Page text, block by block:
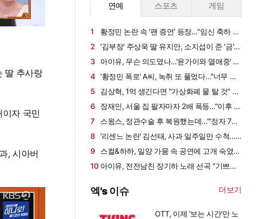
딸 추사랑
자 국민
, 시아버
연예 스포츠 게임
1
황정민 논란 속 '팬 증언' 등장…“임신 축하 전
화·남편과 식사도”
2
'김부장' 주상욱 딸 유지안, 소지섭이 준 '금'
방치했다…"비누인 줄"
3
아이유, 무슨 의도였나…'윤가이와 열애중' 장
기하 BGM에 의견분분 [엑's 이슈]
4
'황정민 폭로' A씨, 녹취 또 풀었다…"너무 섹
시해"·"안아보고 싶다=마음의 소리 인정" 주장
[엑's 이슈]
5
김상혁, 1억 생긴다면 "가상화폐 물 탈 것" 솔
직 고백 웃음 (신랑수업2)
6
장재인, 서울 집 팔자마자 2배 폭등…"이후 산
김포 집값은 떨어져" (안녕한샘요)
7
스윙스, 정관수술 후 복원했는데…"'정자 7마
리' 결과에 초토화" (슈즈오프)
8
'리센느 논란' 김선태, 사과 일주일만 수척…
술병까지 나뒹굴며 "고독하구만"
9
스컬&하하, 밀양 가뭄 속 공연에 고개 숙였
다…"출연료 전액 기부, 최선 다할 것" [전문]
10 아이유, 전전남친 장기하 노래 선곡 "기쁘게
눈길 [엑's 이슈]
엑's 이슈 더보기
OTT, 이제 '보는 시간'만 노